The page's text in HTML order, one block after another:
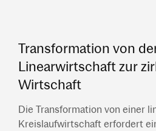
Transformation von
Linearwirtschaft zur
Wirtschaft
Die Transformation von einer
Kreislaufwirtschaft erfordert